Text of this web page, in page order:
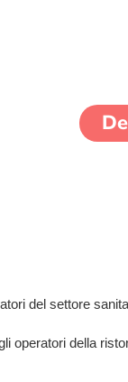
del settore
operatori della